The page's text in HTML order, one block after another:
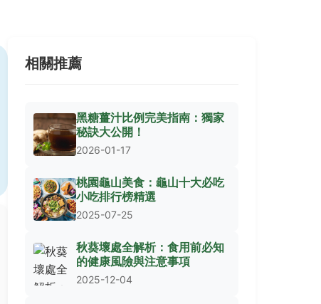
相關推薦
黑糖薑汁比例完美指南：獨家
秘訣大公開！
2026-01-17
桃園龜山美食：龜山十大必吃
小吃排行榜精選
2025-07-25
秋葵壞處全解析：食用前必知
的健康風險與注意事項
2025-12-04